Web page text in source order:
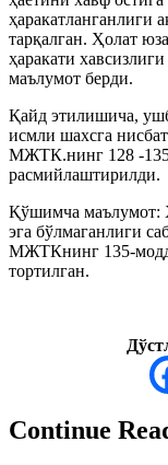
ҳаракатланганлиги
тарқалган. Ҳолат
ҳаракати
маълумот берди.
Қайд этилишича,
исмли шахсга
МЖТК.нинг 128 -
расмийлаштирилди.
Қўшимча маълумот:
эга бўлмаганлиги
МЖТКнинг 135-
тортилган.
Continue